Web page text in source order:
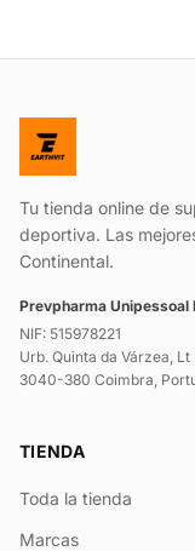
Tu tienda online de
deportiva. Las
Continental.
Prevpharma Unipessoal
NIF: 515978221
Urb. Quinta da Várzea, Lt
3040-380 Coimbra,
TIENDA
Toda la tienda
Marcas